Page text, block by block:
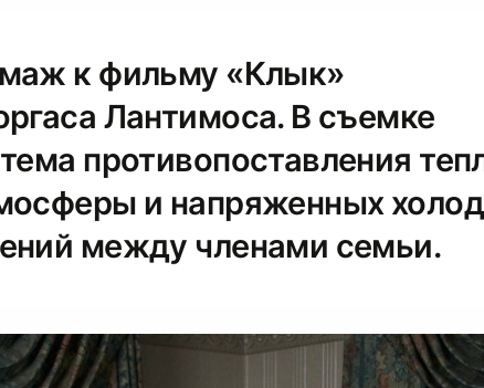
к фильму «Клык»
Лантимоса. В съемке
противопоставления
и напряженных
между членами семьи.